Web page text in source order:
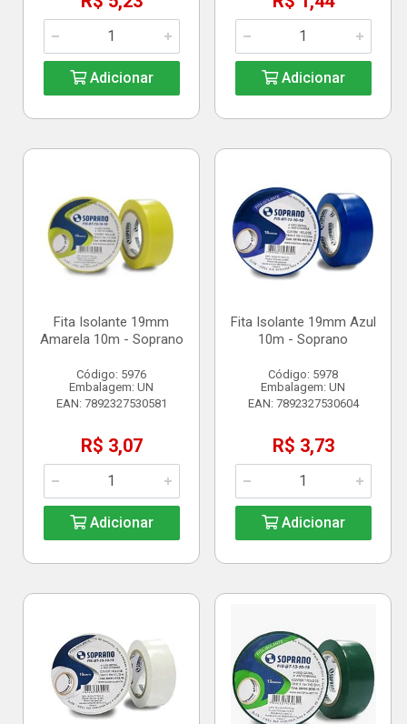
Adicionar Adicionar
Fita Isolante 19mm
Amarela 10m - Soprano
Código: 5976
Embalagem: UN
EAN: 7892327530581
R$ 3,07
Adicionar
Fita Isolante 19mm Azul
10m - Soprano
Código: 5978
Embalagem: UN
EAN: 7892327530604
R$ 3,73
Adicionar